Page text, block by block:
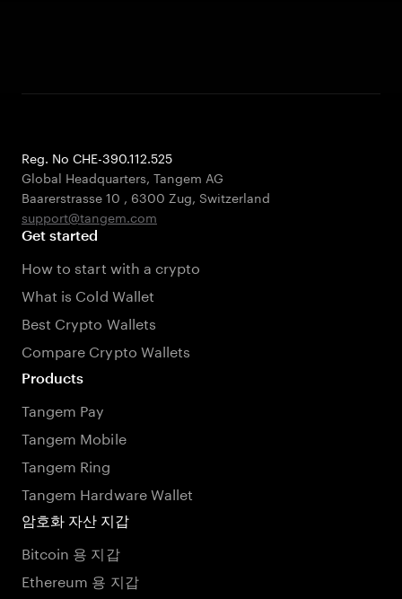
Reg. No CHE-390.112.525
Global Headquarters, Tangem AG
Baarerstrasse 10 , 6300 Zug, Switzerland
support@tangem.com
Get started
How to start with a crypto
What is Cold Wallet
Best Crypto Wallets
Compare Crypto Wallets
Products
Tangem Pay
Tangem Mobile
Tangem Ring
Tangem Hardware Wallet
암호화 자산 지갑
Bitcoin 용 지갑
Ethereum 용 지갑